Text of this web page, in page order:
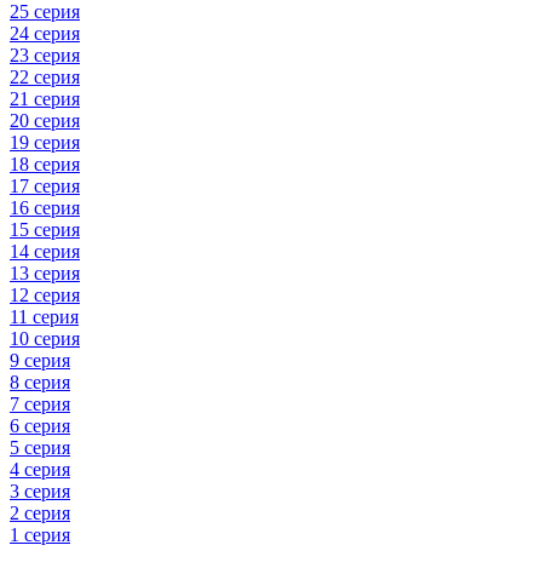
25 серия
24 серия
23 серия
22 серия
21 серия
20 серия
19 серия
18 серия
17 серия
16 серия
15 серия
14 серия
13 серия
12 серия
11 серия
10 серия
9 серия
8 серия
7 серия
6 серия
5 серия
4 серия
3 серия
2 серия
1 серия